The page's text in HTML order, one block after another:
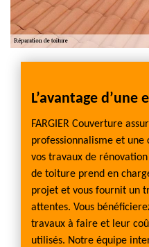
L’avantage
FARGIER Couverture
professionnalisme et
vos travaux de
de toiture prend en
projet et vous fournit un
attentes. Vous
travaux à faire et leur
utilisés. Notre équipe